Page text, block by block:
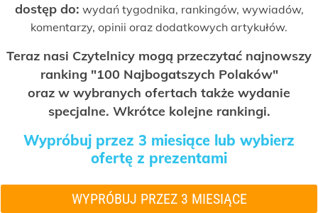
dostęp do: wydań tygodnika, rankingów, wywiadów,
komentarzy, opinii oraz dodatkowych artykułów.
Teraz nasi Czytelnicy mogą przeczytać najnowszy
ranking "100 Najbogatszych Polaków"
oraz w wybranych ofertach także wydanie
specjalne. Wkrótce kolejne rankingi.
Wypróbuj przez 3 miesiące lub wybierz
ofertę z prezentami
WYPRÓBUJ PRZEZ 3 MIESIĄCE